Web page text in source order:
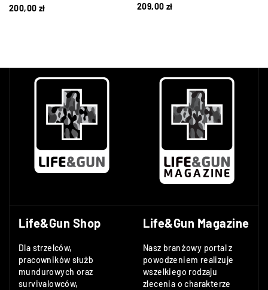
200,00 zł
209,00 zł
Life&Gun Shop
Dla strzelców,
pracowników służb
mundurowych oraz
survivalowców,
Life&Gun Magazine
Nasz branżowy portal z
powodzeniem realizuje
wszelkiego rodzaju
zlecenia o charakterze